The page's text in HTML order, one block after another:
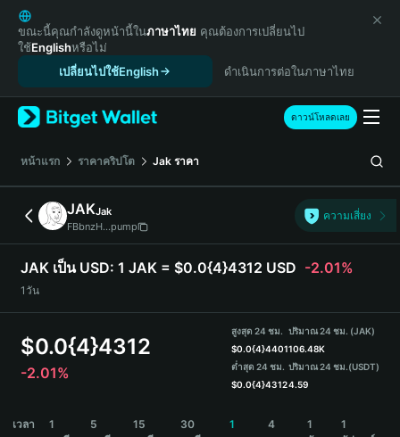
English
日本語
Tiếng Việt
Español (Latinoamérica)
Türkçe
Français
Deutsch
简体中文
繁體中文
Português (Portugal)
Bahasa Indonesia
ภาษาไทย
हिन्दी
Español
Português (Brasil)
ขณะนี้คุณกำลังดูหน้านี้ในภาษาไทย คุณต้องการเปลี่ยนไป
ใช้Englishหรือไม่
เปลี่ยนไปใช้English
ดำเนินการต่อในภาษาไทย
ดาวน์โหลดเลย
หน้าแรก ราคาคริปโต Jak ราคา
JAKJak
FBbnzH...pump
ความเสี่ยง
JAK เป็น USD: 1 JAK = $0.0{4}4312 USD -2.01%
1วัน
$0.0{4}4312
-2.01%
สูงสุด 24 ชม.
$0.0{4}4401
ต่ำสุด 24 ชม.
$0.0{4}4312
ปริมาณ 24 ชม. (JAK)
106.48K
ปริมาณ 24 ชม.(USDT)
4.59
เวลา
1
5
15
30
1
4
1
1